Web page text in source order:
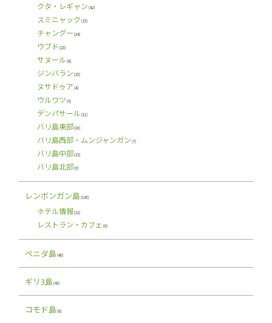
クタ・レギャン (42)
スミニャック (15)
チャングー (24)
ウブド (23)
サヌール (8)
ジンバラン (15)
ヌサドゥア (4)
ウルワツ (9)
デンパサール (11)
バリ島東部(16)
バリ島西部・ムンジャンガン (7)
バリ島中部(13)
バリ島北部(9)
レンボンガン島(130)
ホテル情報(12)
レストラン・カフェ (6)
ペニダ島(40)
ギリ3島(43)
コモド島(8)